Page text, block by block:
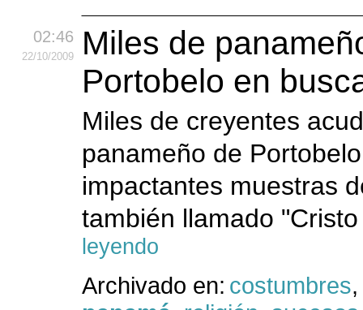
02:46
22/10/2009
Miles de
Portobelo en
Miles de creyentes
panameño de
impactantes muestras
también llamado
leyendo
Archivado en: costumbres